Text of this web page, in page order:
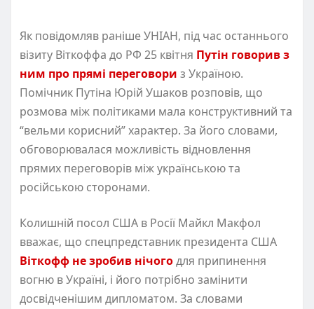
Як повідомляв раніше УНІАН, під час останнього
візиту Віткоффа до РФ 25 квітня Путін говорив з
ним про прямі переговори з Україною.
Помічник Путіна Юрій Ушаков розповів, що
розмова між політиками мала конструктивний та
“вельми корисний” характер. За його словами,
обговорювалася можливість відновлення
прямих переговорів між українською та
російською сторонами.
Колишній посол США в Росії Майкл Макфол
вважає, що спецпредставник президента США
Віткофф не зробив нічогодля припинення
вогню в Україні, і його потрібно замінити
досвідченішим дипломатом. За словами